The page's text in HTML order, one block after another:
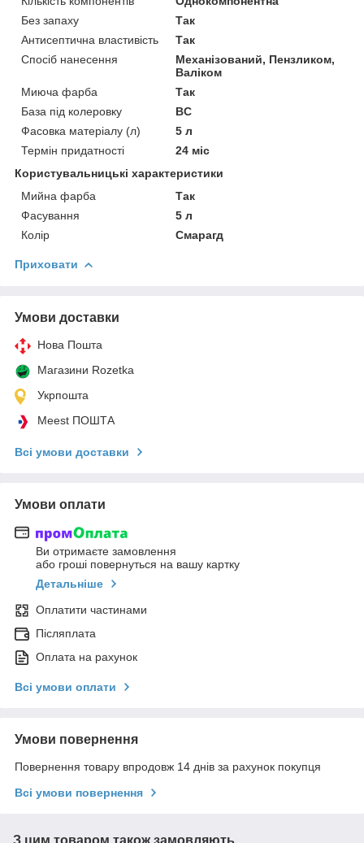
Без запаху
Так
Антисептична властивість
Так
Спосіб нанесення
Механізований, Пензликом,
Валіком
Миюча фарба
Так
База під колеровку
BC
Фасовка матеріалу (л)
5 л
Термін придатності
24 міс
Користувальницькі характеристики
Мийна фарба
Так
Фасування
5 л
Колір
Смарагд
Приховати
Умови доставки
Нова Пошта
Магазини Rozetka
Укрпошта
Meest ПОШТА
Всі умови доставки
Умови оплати
Ви отримаєте замовлення
або гроші повернуться на вашу картку
Детальніше
Оплатити частинами
Післяплата
Оплата на рахунок
Всі умови оплати
Умови повернення
Повернення товару впродовж 14 днів за рахунок покупця
Всі умови повернення